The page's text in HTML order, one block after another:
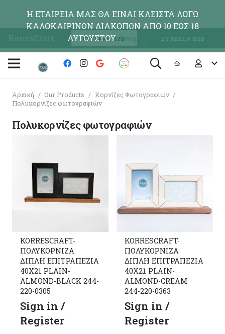
KorresCraft ΕΓΓΡΑΦΗ Β2Β ΣΥΝΔΕΣΗ Β2Β
Αρχική / Our Products / Κορνίζες Φωτογραφιών /
Πολυκορνίζες φωτογραφιών
Πολυκορνίζες φωτογραφιών
KORRESCRAFT-
ΠΟΛΥΚΟΡΝΙΖΑ
ΔΙΠΛΗ ΕΠΙΤΡΑΠΕΖΙΑ
40X21 PLAIN-
ALMOND-BLACK 244-
220-0305
Sign in /
Register
KORRESCRAFT-
ΠΟΛΥΚΟΡΝΙΖΑ
ΔΙΠΛΗ ΕΠΙΤΡΑΠΕΖΙΑ
40X21 PLAIN-
ALMOND-CREAM
244-220-0363
Sign in /
Register
Η ΕΤΑΙΡΕΙΑ ΜΑΣ ΘΑ ΕΙΝΑΙ ΚΛΕΙΣΤΑ ΛΟΓΩ
ΚΑΛΟΚΑΙΡΙΝΩΝ ΔΙΑΚΟΠΩΝ ΑΠΟ 10 ΕΩΣ 18
ΑΥΓΟΥΣΤΟΥΑπόρριψη